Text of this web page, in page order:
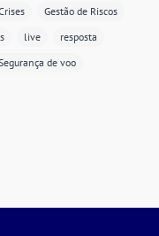
Gestão de Riscos
live
resposta
de voo